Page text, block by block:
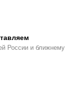
России и ближнему